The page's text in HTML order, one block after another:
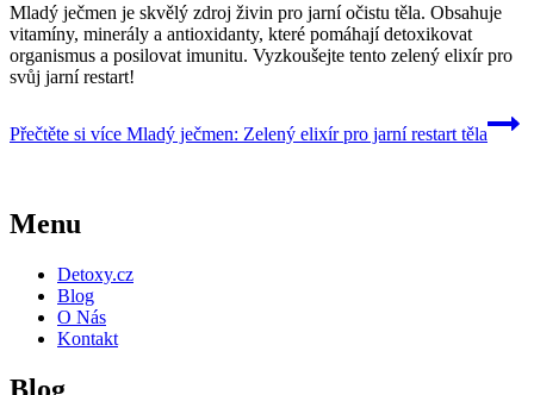
Mladý ječmen je skvělý zdroj živin pro jarní očistu těla. Obsahuje
vitamíny, minerály a antioxidanty, které pomáhají detoxikovat
organismus a posilovat imunitu. Vyzkoušejte tento zelený elixír pro
svůj jarní restart!
Přečtěte si více Mladý ječmen: Zelený elixír pro jarní restart těla
Menu
Detoxy.cz
Blog
O Nás
Kontakt